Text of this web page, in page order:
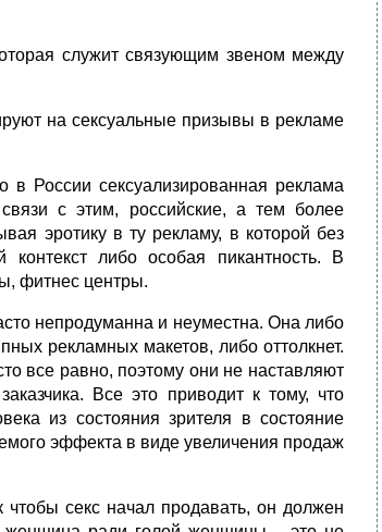
служит связующим звеном между
на сексуальные призывы в рекламе
в России сексуализированная реклама
с этим, российские, а тем более
эротику в ту рекламу, в которой без
контекст либо особая пикантность. В
фитнес центры.
непродуманна и неуместна. Она либо
рекламных макетов, либо оттолкнет.
все равно, поэтому они не наставляют
Все это приводит к тому, что
из состояния зрителя в состояние
эффекта в виде увеличения продаж
секс начал продавать, он должен